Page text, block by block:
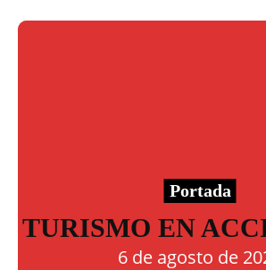
Portada
TURISMO EN
6 de agosto de